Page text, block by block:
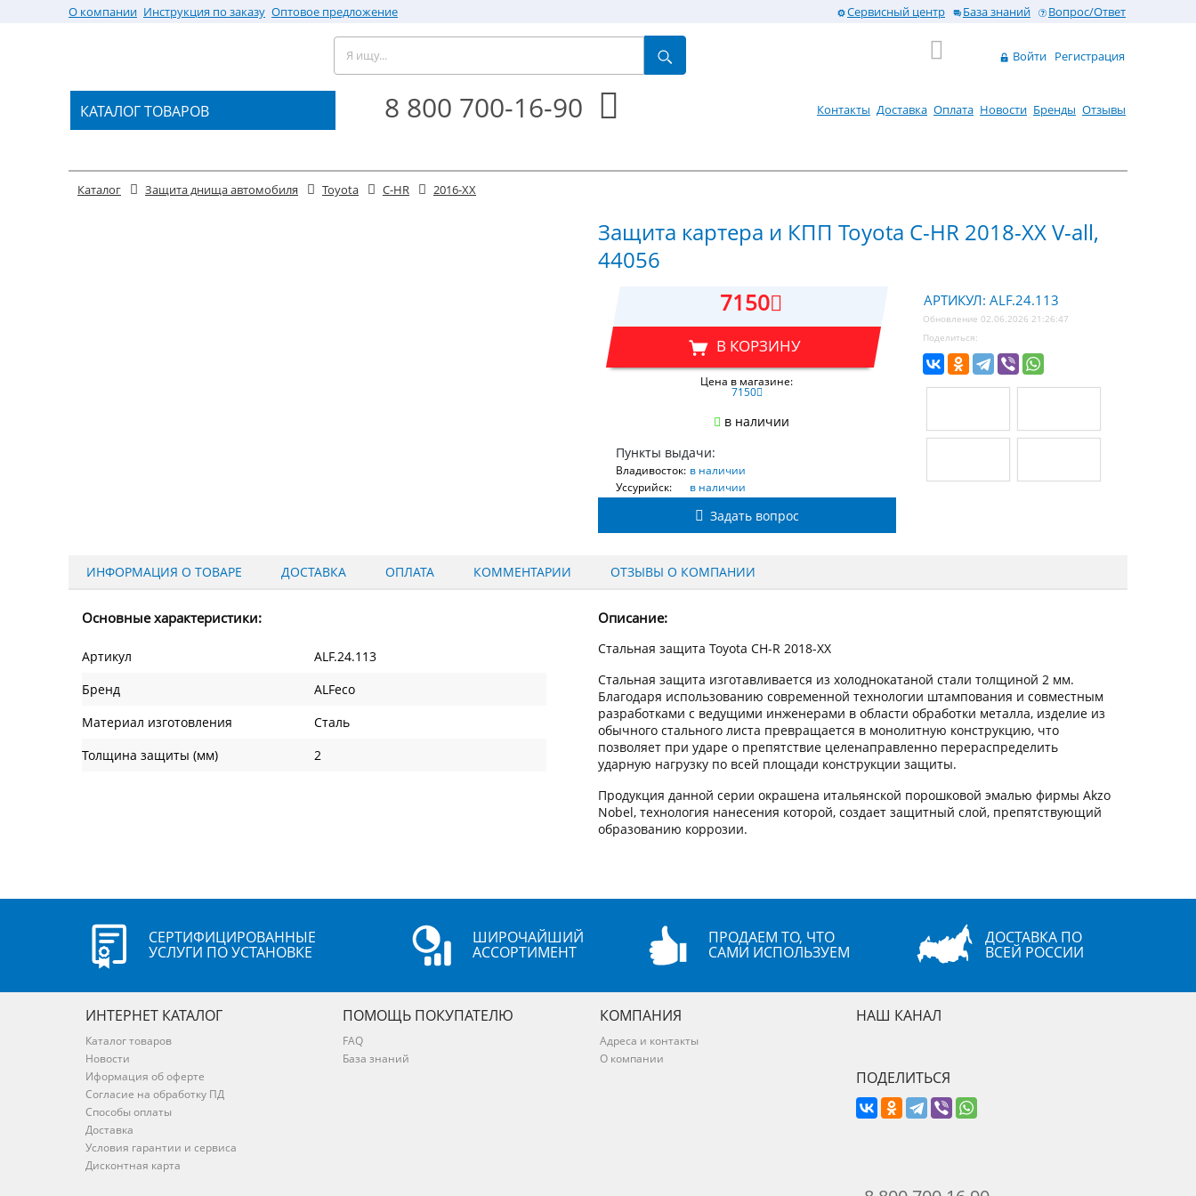
О компании Инструкция по заказу Оптовое предложение Сервисный центр База знаний Вопрос/Ответ
Войти Регистрация
КАТАЛОГ ТОВАРОВ 8 800 700-16-90 Контакты Доставка Оплата Новости Бренды Отзывы
Каталог Защита днища автомобиля Toyota C-HR 2016-XX
Защита картера и КПП Toyota C-HR 2018-XX V-all,
44056
7150
В КОРЗИНУ
Цена в магазине:
7150
в наличии
Пункты выдачи:
Владивосток: в наличии
Уссурийск:
в наличии
Задать вопрос
АРТИКУЛ: ALF.24.113
Обновление 02.06.2026 21:26:47
Поделиться:
ИНФОРМАЦИЯ О ТОВАРЕ ДОСТАВКА ОПЛАТА КОММЕНТАРИИ ОТЗЫВЫ О КОМПАНИИ
Основные характеристики:
Артикул
ALF.24.113
Бренд
ALFeco
Материал изготовления
Сталь
Толщина защиты (мм)
2
Описание:
Стальная защита Toyota CH-R 2018-ХХ
Стальная защита изготавливается из холоднокатаной стали толщиной 2 мм.
Благодаря использованию современной технологии штампования и совместным
разработками с ведущими инженерами в области обработки металла, изделие из
обычного стального листа превращается в монолитную конструкцию, что
позволяет при ударе о препятствие целенаправленно перераспределить
ударную нагрузку по всей площади конструкции защиты.
Продукция данной серии окрашена итальянской порошковой эмалью фирмы Akzo
Nobel, технология нанесения которой, создает защитный слой, препятствующий
образованию коррозии.
СЕРТИФИЦИРОВАННЫЕ
УСЛУГИ ПО УСТАНОВКЕ
ШИРОЧАЙШИЙ
АССОРТИМЕНТ
ПРОДАЕМ ТО, ЧТО
САМИ ИСПОЛЬЗУЕМ
ДОСТАВКА ПО
ВСЕЙ РОССИИ
ИНТЕРНЕТ КАТАЛОГ
Каталог товаров
Новости
Иформация об оферте
Согласие на обработку ПД
Способы оплаты
Доставка
Условия гарантии и сервиса
Дисконтная карта
ПОМОЩЬ ПОКУПАТЕЛЮ
FAQ
База знаний
КОМПАНИЯ
Адреса и контакты
О компании
НАШ КАНАЛ
ПОДЕЛИТЬСЯ